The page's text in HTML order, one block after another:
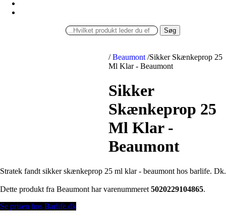
Søg
/ Beaumont /Sikker Skænkeprop 25
Ml Klar - Beaumont
Sikker
Skænkeprop 25
Ml Klar -
Beaumont
Stratek fandt sikker skænkeprop 25 ml klar - beaumont hos barlife. Dk.
Dette produkt fra Beaumont har varenummeret 5020229104865.
Se prisen hos Barlife.dk